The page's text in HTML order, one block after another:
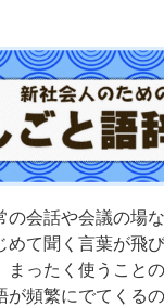
の会話や会議の場
めて聞く言葉が飛
まったく使うこと
頻繁にでてくる